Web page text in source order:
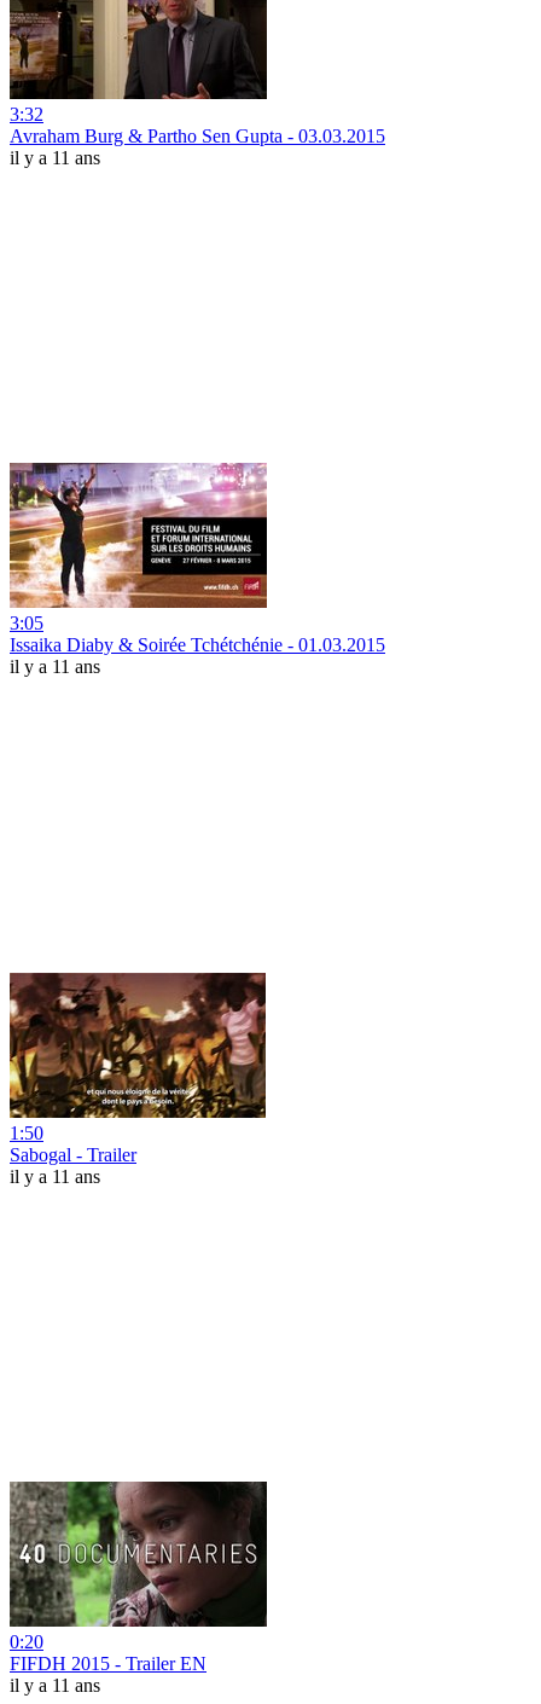
3:32
Avraham Burg & Partho Sen Gupta - 03.03.2015
il y a 11 ans
3:05
Issaika Diaby & Soirée Tchétchénie - 01.03.2015
il y a 11 ans
1:50
Sabogal - Trailer
il y a 11 ans
0:20
FIFDH 2015 - Trailer EN
il y a 11 ans